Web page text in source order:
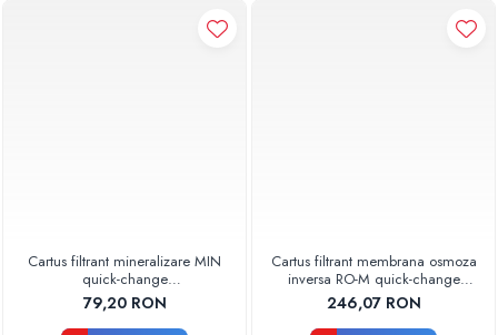
Cartus filtrant mineralizare MIN
quick-change
AQUA07000711010 Aquapur
Valhoh Valrom
79,20 RON
Cartus filtrant membrana osmoza
inversa RO-M quick-change
AQUA07000711001 Aquapur
Valhoh Valrom
246,07 RON